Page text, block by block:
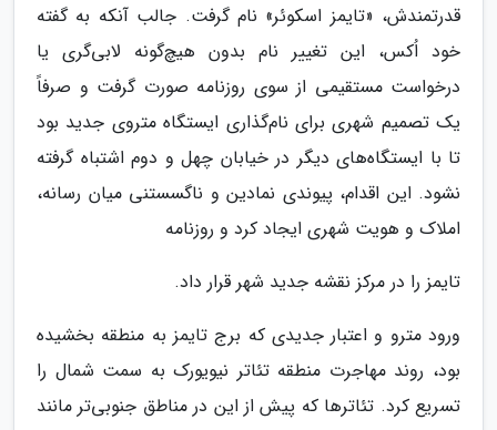
قدرتمندش، «تایمز اسکوئر» نام گرفت. جالب آنکه به گفته
خود اُکس، این تغییر نام بدون هیچ‌گونه لابی‌گری یا
درخواست مستقیمی از سوی روزنامه صورت گرفت و صرفاً
یک تصمیم شهری برای نام‌گذاری ایستگاه متروی جدید بود
تا با ایستگاه‌های دیگر در خیابان چهل و دوم اشتباه گرفته
نشود. این اقدام، پیوندی نمادین و ناگسستنی میان رسانه،
املاک و هویت شهری ایجاد کرد و روزنامه
تایمز را در مرکز نقشه جدید شهر قرار داد.
ورود مترو و اعتبار جدیدی که برج تایمز به منطقه بخشیده
بود، روند مهاجرت منطقه تئاتر نیویورک به سمت شمال را
تسریع کرد. تئاترها که پیش از این در مناطق جنوبی‌تر مانند